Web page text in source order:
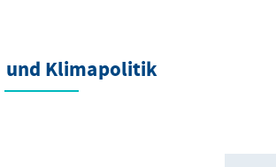
und Klimapolitik